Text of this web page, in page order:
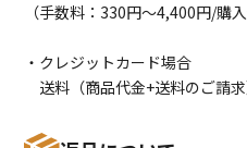
（手数料：330円〜4,400円/購
・クレジットカード場合
送料（商品代金+送料のご請求